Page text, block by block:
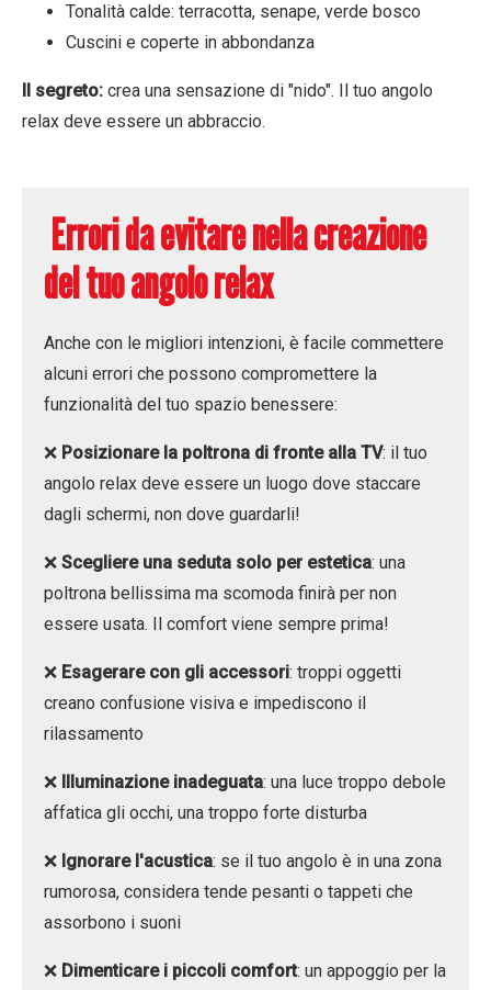
Tonalità calde: terracotta, senape, verde bosco
Cuscini e coperte in abbondanza
Il segreto: crea una sensazione di "nido". Il tuo angolo
relax deve essere un abbraccio.
Errori da evitare nella creazione
del tuo angolo relax
Anche con le migliori intenzioni, è facile commettere
alcuni errori che possono compromettere la
funzionalità del tuo spazio benessere:
❌ Posizionare la poltrona di fronte alla TV: il tuo
angolo relax deve essere un luogo dove staccare
dagli schermi, non dove guardarli!
❌ Scegliere una seduta solo per estetica: una
poltrona bellissima ma scomoda finirà per non
essere usata. Il comfort viene sempre prima!
❌ Esagerare con gli accessori: troppi oggetti
creano confusione visiva e impediscono il
rilassamento
❌ Illuminazione inadeguata: una luce troppo debole
affatica gli occhi, una troppo forte disturba
❌ Ignorare l'acustica: se il tuo angolo è in una zona
rumorosa, considera tende pesanti o tappeti che
assorbono i suoni
❌ Dimenticare i piccoli comfort: un appoggio per la